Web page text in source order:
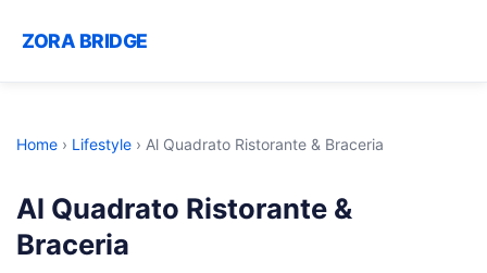
ZORA BRIDGE
Home › Lifestyle › Al Quadrato Ristorante & Braceria
Al Quadrato Ristorante &
Braceria